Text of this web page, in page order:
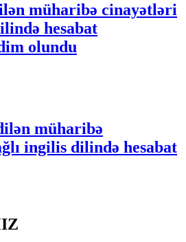
müharibə cinayətləri
hesabat
olundu
müharibə
ingilis dilində hesabat